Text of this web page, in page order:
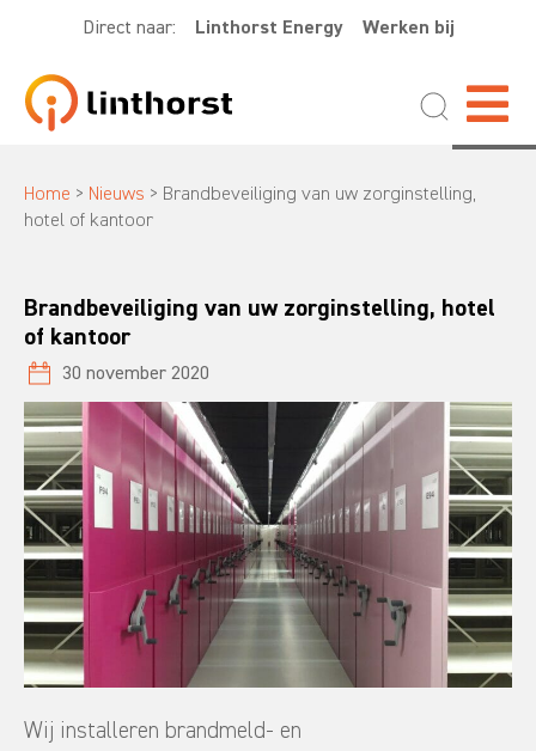
Direct naar: Linthorst Energy Werken bij
Home > Nieuws > Brandbeveiliging van uw zorginstelling,
hotel of kantoor
Brandbeveiliging van uw zorginstelling, hotel
of kantoor
30 november 2020
Wij installeren brandmeld- en